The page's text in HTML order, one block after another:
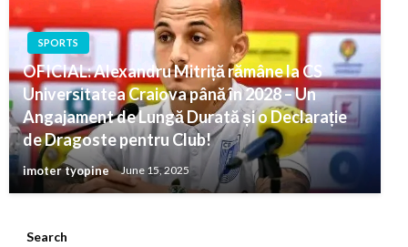
SPORTS
OFICIAL: Alexandru Mitriță rămâne la CS
Universitatea Craiova până în 2028 – Un
Angajament de Lungă Durată și o Declarație
de Dragoste pentru Club!
imoter tyopine June 15, 2025
Search